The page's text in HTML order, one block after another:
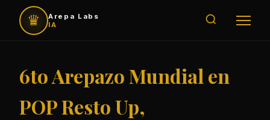
♛
Arepa Labs
IA
6to Arepazo Mundial en
POP Resto Up,